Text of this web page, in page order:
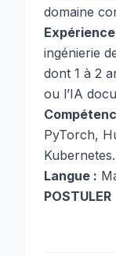
domaine
ingénierie
dont 1 à 2
ou l’IA
PyTorch,
Kubernetes.
Langue :
POSTULER